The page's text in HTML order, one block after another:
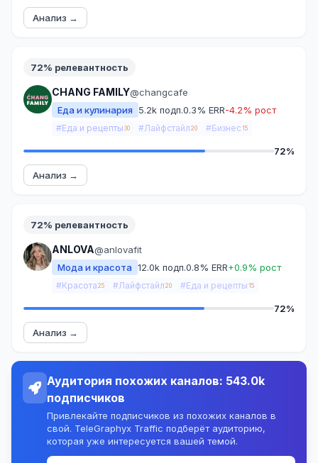
Анализ →
72% релевантность
CHANG FAMILY@changcafe
Еда и кулинария
5.2k подп.0.3% ERR-4.2% рост
#Еда и рецепты 30 #Лайфстайл 20 #Бизнес 15
72%
Анализ →
72% релевантность
ANLOVA@anlovafit
Мода и красота 12.0k подп.0.8% ERR+0.9% рост
#Красота 25 #Лайфстайл 20 #Еда и рецепты 15
72%
Анализ →
Аудитория похожих каналов: 543.0k
подписчиков
Привлекайте подписчиков из похожих каналов в
свой. TeleGraphyx Traffic подберёт аудиторию,
которая уже интересуется вашей темой.